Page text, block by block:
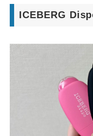
ICEBERG